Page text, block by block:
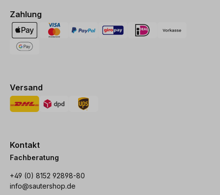
Zahlung
Versand
Kontakt
Fachberatung
+49 (0) 8152 92898-80
info@sautershop.de